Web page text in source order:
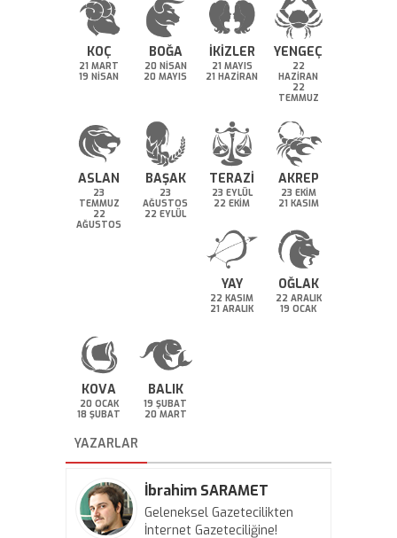
KOÇ
21 MART
19 NİSAN
BOĞA
20 NİSAN
20 MAYIS
İKİZLER
21 MAYIS
21 HAZİRAN
YENGEÇ
22
HAZİRAN
22
TEMMUZ
ASLAN
23
TEMMUZ
22
AĞUSTOS
BAŞAK
23
AĞUSTOS
22 EYLÜL
TERAZİ
23 EYLÜL
22 EKİM
AKREP
23 EKİM
21 KASIM
YAY
22 KASIM
21 ARALIK
OĞLAK
22 ARALIK
19 OCAK
KOVA
20 OCAK
18 ŞUBAT
BALIK
19 ŞUBAT
20 MART
YAZARLAR
İbrahim SARAMET
Geleneksel Gazetecilikten
İnternet Gazeteciliğine!